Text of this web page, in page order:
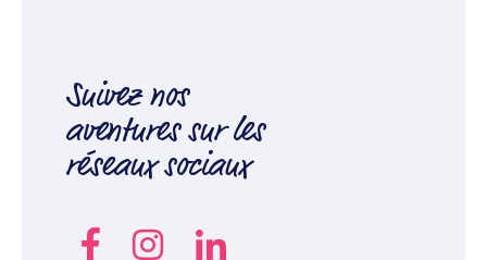
Suivez nos
aventures sur les
réseaux sociaux